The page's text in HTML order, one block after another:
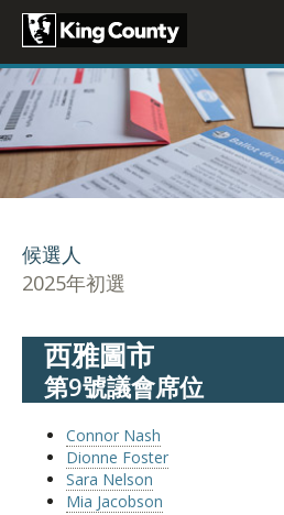
候選人
2025年初選
西雅圖市
第9號議會席位
Connor Nash
Dionne Foster
Sara Nelson
Mia Jacobson